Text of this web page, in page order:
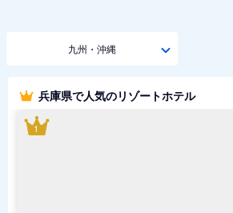
九州・沖縄
兵庫県で人気のリゾートホテル
1